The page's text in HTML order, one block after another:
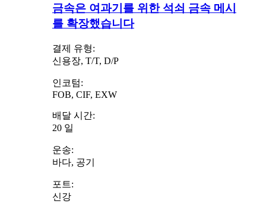
금속은 여과기를 위한 석쇠 금속 메시
를 확장했습니다
결제 유형:
신용장, T/T, D/P
인코텀:
FOB, CIF, EXW
배달 시간:
20 일
운송:
바다, 공기
포트:
신강